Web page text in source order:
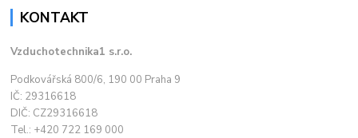
KONTAKT
Vzduchotechnika1 s.r.o.
Podkovářská 800/6, 190 00 Praha 9
IČ: 29316618
DIČ: CZ29316618
Tel.: +420 722 169 000